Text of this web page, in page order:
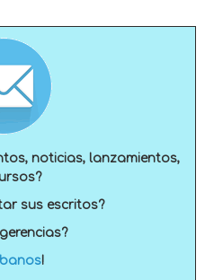
noticias, lanzamientos,
sus escritos?
!